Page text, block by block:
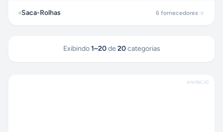
Saca-Rolhas 6 fornecedores
Exibindo 1–20 de 20 categorias
ANÚNCIO